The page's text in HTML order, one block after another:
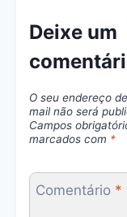
Deixe um
O seu endereço
mail não será
Campos
marcados com *
Comentário *